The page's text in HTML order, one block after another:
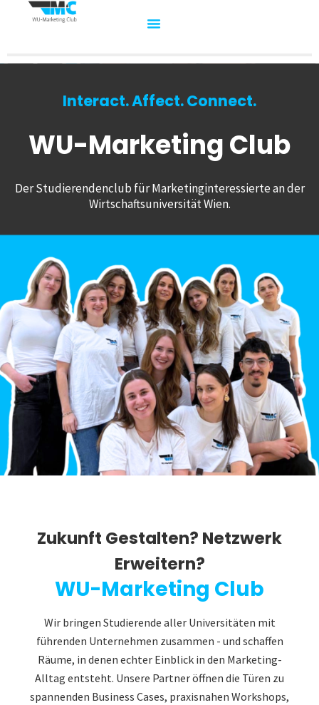
Interact. Affect. Connect.
WU-Marketing Club
Der Studierendenclub für Marketinginteressierte an der
Wirtschaftsuniversität Wien.
Zukunft Gestalten? Netzwerk
Erweitern?
WU-Marketing Club
Wir bringen Studierende aller Universitäten mit
führenden Unternehmen zusammen - und schaffen
Räume, in denen echter Einblick in den Marketing-
Alltag entsteht. Unsere Partner öffnen die Türen zu
spannenden Business Cases, praxisnahen Workshops,